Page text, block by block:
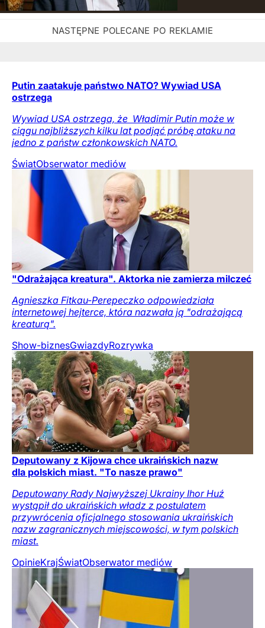
Putin zaatakuje państwo NATO? Wywiad USA
ostrzega
Wywiad USA ostrzega, że ​ Władimir Putin może w
ciągu najbliższych kilku lat podjąć próbę ataku na
jedno z państw członkowskich NATO.
ŚwiatObserwator mediów
"Odrażająca kreatura". Aktorka nie zamierza milczeć
Agnieszka Fitkau-Perepeczko odpowiedziała
internetowej hejterce, która nazwała ją "odrażającą
kreaturą".
Show-biznesGwiazdyRozrywka
Deputowany z Kijowa chce ukraińskich nazw
dla polskich miast. "To nasze prawo"
Deputowany Rady Najwyższej Ukrainy Ihor Huź
wystąpił do ukraińskich władz z postulatem
przywrócenia oficjalnego stosowania ukraińskich
nazw zagranicznych miejscowości, w tym polskich
miast.
OpinieKrajŚwiatObserwator mediów